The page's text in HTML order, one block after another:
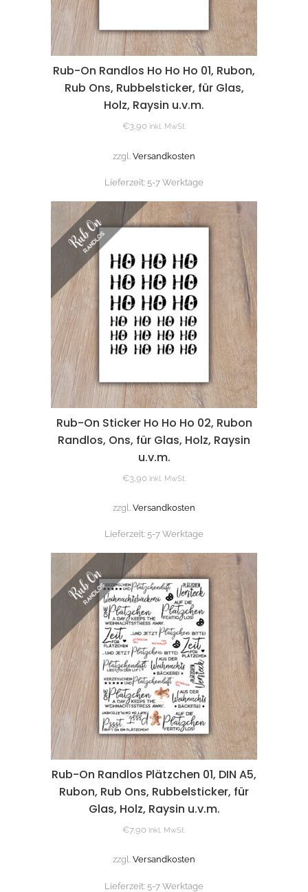
Rub-On Randlos Ho Ho Ho 01, Rubon,
Rub Ons, Rubbelsticker, für Glas,
Holz, Raysin u.v.m.
€3,90 inkl. MwSt.
zzgl. Versandkosten
Lieferzeit: 5-7 Werktage
Rub-On Sticker Ho Ho Ho 02, Rubon
Randlos, Ons, für Glas, Holz, Raysin
u.v.m.
€3,90 inkl. MwSt.
zzgl. Versandkosten
Lieferzeit: 5-7 Werktage
Rub-On Randlos Plätzchen 01, DIN A5,
Rubon, Rub Ons, Rubbelsticker, für
Glas, Holz, Raysin u.v.m.
€7,90 inkl. MwSt.
zzgl. Versandkosten
Lieferzeit: 5-7 Werktage